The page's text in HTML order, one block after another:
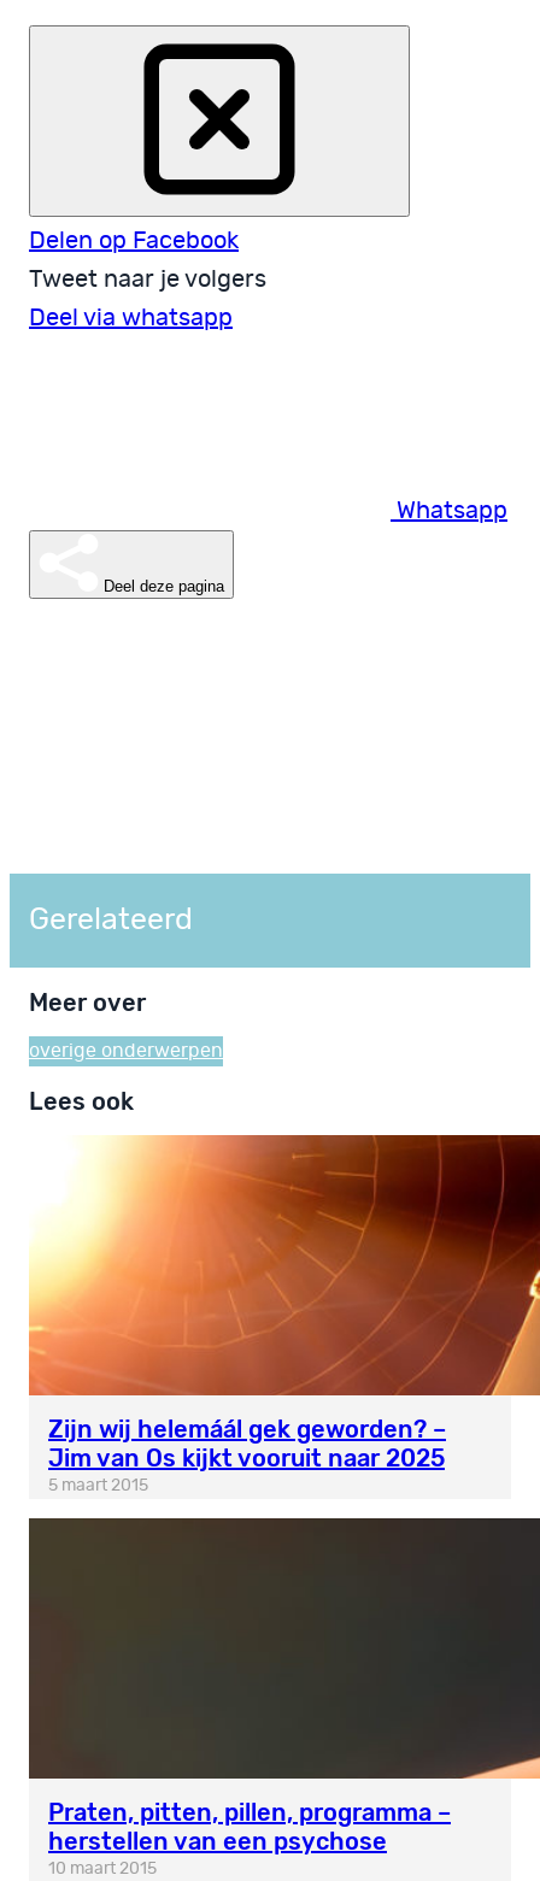
Delen op Facebook
Tweet naar je volgers
Deel via whatsapp
Whatsapp
Deel deze pagina
Gerelateerd
Meer over
overige onderwerpen
Lees ook
Zijn wij helemáál gek geworden? –
Jim van Os kijkt vooruit naar 2025
5 maart 2015
Praten, pitten, pillen, programma –
herstellen van een psychose
10 maart 2015